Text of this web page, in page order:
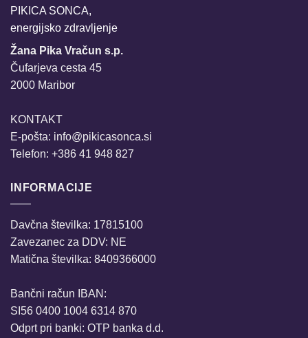
PIKICA SONCA,
energijsko zdravljenje
Žana Pika Vračun s.p.
Čufarjeva cesta 45
2000 Maribor
KONTAKT
E-pošta: info@pikicasonca.si
Telefon: +386 41 948 827
INFORMACIJE
Davčna številka: 17815100
Zavezanec za DDV: NE
Matična številka: 8409366000
Bančni račun IBAN:
SI56 0400 1004 6314 870
Odprt pri banki: OTP banka d.d.